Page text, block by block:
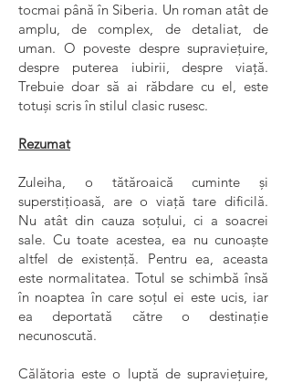
tocmai până în Siberia. Un roman atât de
amplu, de complex, de detaliat, de
uman. O poveste despre supraviețuire,
despre puterea iubirii, despre viață.
Trebuie doar să ai răbdare cu el, este
totuși scris în stilul clasic rusesc.
Rezumat
Zuleiha, o tătăroaică cuminte și
superstițioasă, are o viață tare dificilă.
Nu atât din cauza soțului, ci a soacrei
sale. Cu toate acestea, ea nu cunoaște
altfel de existență. Pentru ea, aceasta
este normalitatea. Totul se schimbă însă
în noaptea în care soțul ei este ucis, iar
ea deportată către o destinație
necunoscută.
Călătoria este o luptă de supraviețuire,